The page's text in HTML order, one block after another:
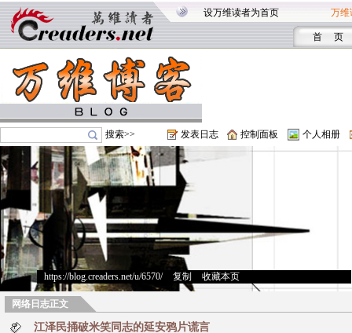
设万维读者为首页 万维
首 页
搜索>> 发表日志 控制面板 个人相册
https://blog.creaders.net/u/6570/> 复制 收藏本页
网络日志正文
江泽民捅破米笑同志的延安鸦片谎言